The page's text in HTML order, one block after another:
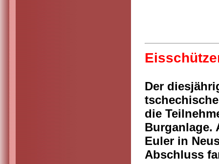
Der
die
Burganlage.
Euler in
Abschluss